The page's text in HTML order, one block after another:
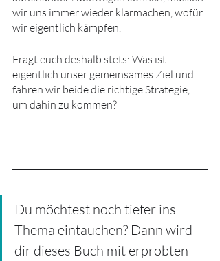
wir uns immer wieder klarmachen, wofür
wir eigentlich kämpfen.
Fragt euch deshalb stets: Was ist
eigentlich unser gemeinsames Ziel und
fahren wir beide die richtige Strategie,
um dahin zu kommen?
Du möchtest noch tiefer ins
Thema eintauchen? Dann wird
dir dieses Buch mit erprobten